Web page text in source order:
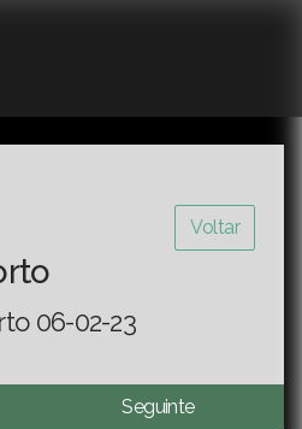
Voltar
06-02-23
Seguinte